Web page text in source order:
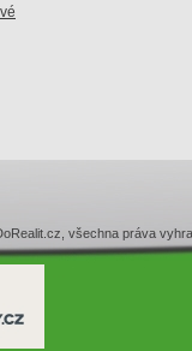
všechna práva